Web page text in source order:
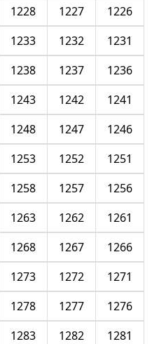
1226
1227
1228
1231
1232
1233
1236
1237
1238
1241
1242
1243
1246
1247
1248
1251
1252
1253
1256
1257
1258
1261
1262
1263
1266
1267
1268
1271
1272
1273
1276
1277
1278
1281
1282
1283